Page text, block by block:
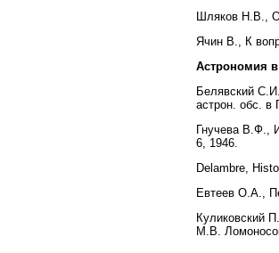
Шляков Н.В.,
Ячин В., К
Астрономия
Белявский
астрон. обс. в
Гнучева В.Ф.,
6, 1946.
Delambre,
Евтеев О.А.,
Куликовский
М.В.